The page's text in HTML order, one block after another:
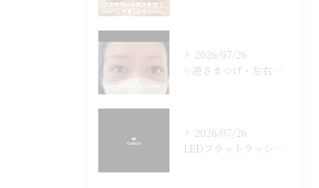
2026/07/26
✨逆さまつげ・左右差でお悩みの方必見✨
2026/07/26
LEDフラットラッシュ160本🤎